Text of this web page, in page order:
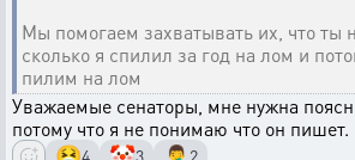
Мы помогаем захватывать их, что ты
сколько я спилил за год на лом и
пилим на лом
Уважаемые сенаторы, мне нужна
потому что я не понимаю что он пишет.